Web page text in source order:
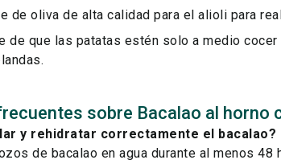
de oliva de alta calidad para el alioli para
de que las patatas estén solo a medio
sobre Bacalao al horno
y rehidratar correctamente el bacalao?
de bacalao en agua durante al menos 48